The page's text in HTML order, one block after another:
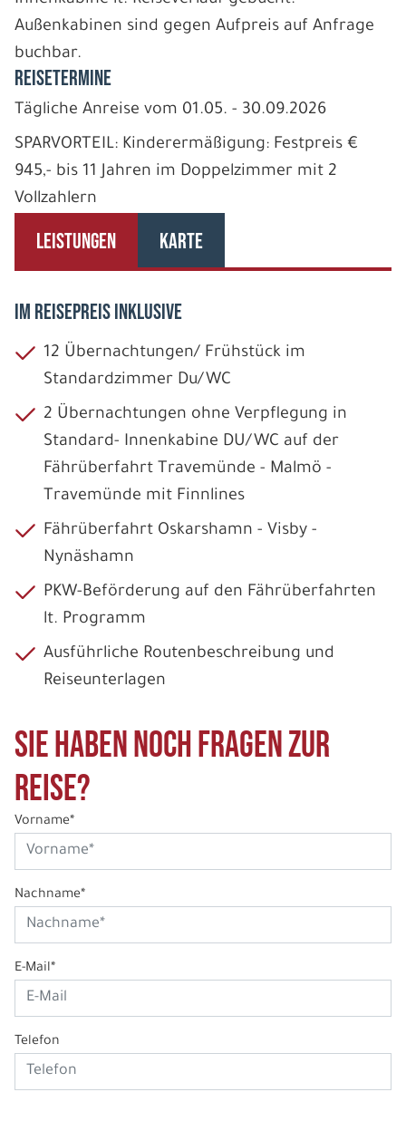
Außenkabinen sind gegen Aufpreis auf Anfrage
buchbar.
REISETERMINE
Tägliche Anreise vom 01.05. - 30.09.2026
SPARVORTEIL: Kinderermäßigung: Festpreis €
945,- bis 11 Jahren im Doppelzimmer mit 2
Vollzahlern
LEISTUNGEN KARTE
IM REISEPREIS INKLUSIVE
12 Übernachtungen/ Frühstück im
Standardzimmer Du/WC
2 Übernachtungen ohne Verpflegung in
Standard- Innenkabine DU/WC auf der
Fährüberfahrt Travemünde - Malmö -
Travemünde mit Finnlines
Fährüberfahrt Oskarshamn - Visby -
Nynäshamn
PKW-Beförderung auf den Fährüberfahrten
lt. Programm
Ausführliche Routenbeschreibung und
Reiseunterlagen
Sie haben noch Fragen zur
Reise?
Vorname*
Nachname*
E-Mail*
Telefon